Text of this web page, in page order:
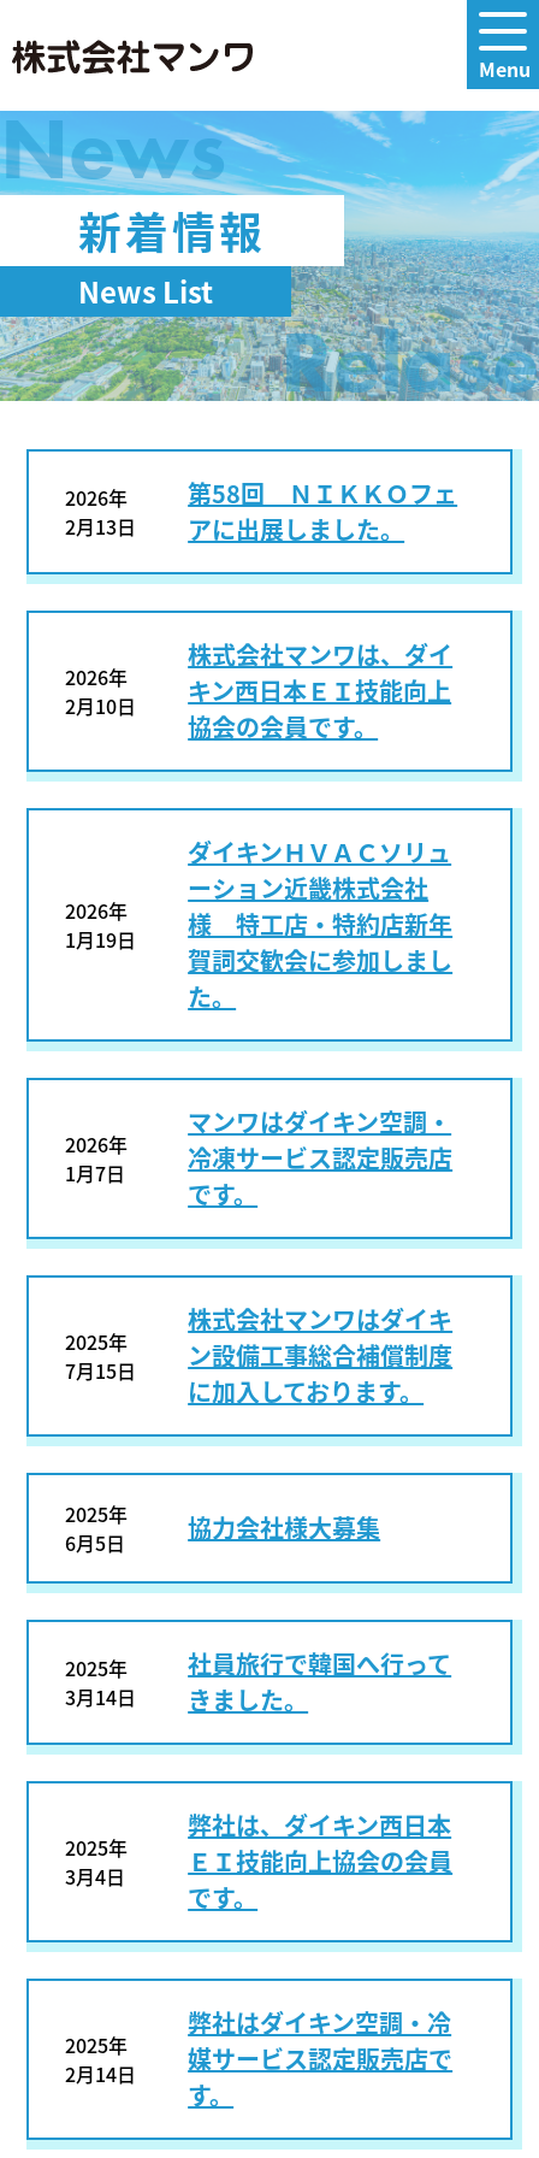
News
Relase
新着情報
News List
2026年
2月13日
第58回 ＮＩＫＫＯフェ
アに出展しました。
2026年
2月10日
株式会社マンワは、ダイ
キン西日本ＥＩ技能向上
協会の会員です。
2026年
1月19日
ダイキンＨＶＡＣソリュ
ーション近畿株式会社
様 特工店・特約店新年
賀詞交歓会に参加しまし
た。
2026年
1月7日
マンワはダイキン空調・
冷凍サービス認定販売店
です。
2025年
7月15日
株式会社マンワはダイキ
ン設備工事総合補償制度
に加入しております。
2025年
6月5日
協力会社様大募集
2025年
3月14日
社員旅行で韓国へ行って
きました。
2025年
3月4日
弊社は、ダイキン西日本
ＥＩ技能向上協会の会員
です。
2025年
2月14日
弊社はダイキン空調・冷
媒サービス認定販売店で
す。